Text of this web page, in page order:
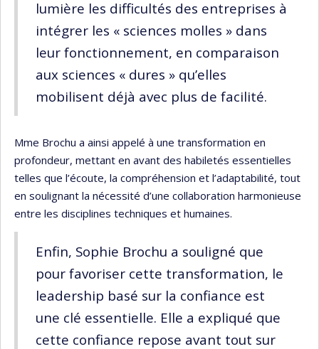
lumière les difficultés des entreprises à
intégrer les « sciences molles » dans
leur fonctionnement, en comparaison
aux sciences « dures » qu’elles
mobilisent déjà avec plus de facilité.
Mme Brochu a ainsi appelé à une transformation en
profondeur, mettant en avant des habiletés essentielles
telles que l’écoute, la compréhension et l’adaptabilité, tout
en soulignant la nécessité d’une collaboration harmonieuse
entre les disciplines techniques et humaines.
Enfin, Sophie Brochu a souligné que
pour favoriser cette transformation, le
leadership basé sur la confiance est
une clé essentielle. Elle a expliqué que
cette confiance repose avant tout sur